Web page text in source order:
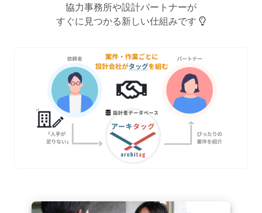
協力事務所や設計パートナーが
すぐに見つかる新しい仕組みです